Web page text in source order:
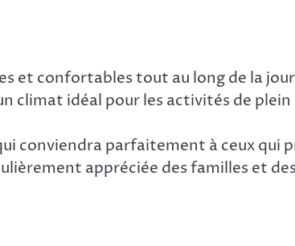
et confortables tout au long de la
climat idéal pour les activités de plein
conviendra parfaitement à ceux
appréciée des familles et